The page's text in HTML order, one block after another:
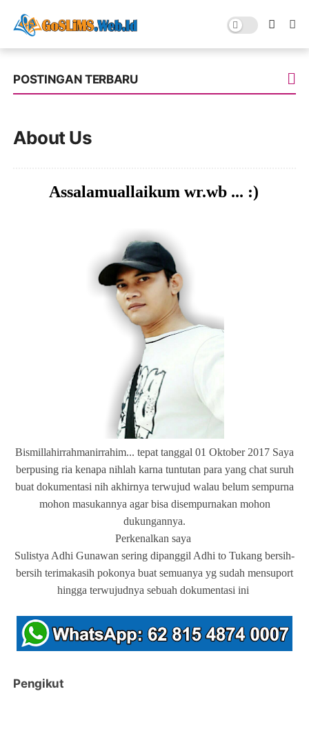
POSTINGAN TERBARU
About Us
Assalamuallaikum wr.wb ... :)
Bismillahirrahmanirrahim... tepat tanggal 01 Oktober 2017 Saya
berpusing ria kenapa nihlah karna tuntutan para yang chat suruh
buat dokumentasi nih akhirnya terwujud walau belum sempurna
mohon masukannya agar bisa disempurnakan mohon
dukungannya.
Perkenalkan saya
Sulistya Adhi Gunawan sering dipanggil Adhi to Tukang bersih-
bersih terimakasih pokonya buat semuanya yg sudah mensuport
hingga terwujudnya sebuah dokumentasi ini
Pengikut